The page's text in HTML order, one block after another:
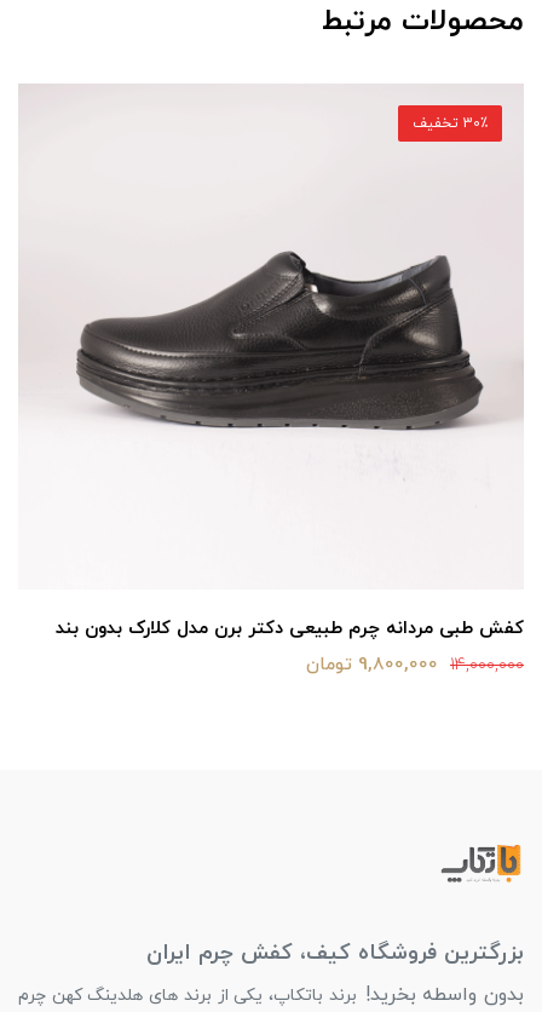
محصولات مرتبط
کفش طبی مردانه چرم طبیعی دکتر برن مدل کلارک بدون بند
14,000,000 9,800,000 تومان
30٪ تخفیف
بزرگترین فروشگاه کیف، کفش چرم ایران
بدون واسطه بخرید! برند باتکاپ، یکی از برند های هلدینگ کهن چرم